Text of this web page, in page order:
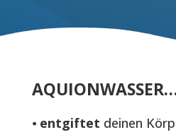
⦁ entgiftet deinen